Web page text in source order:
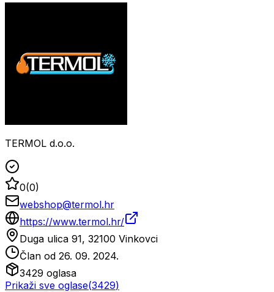
TERMOL d.o.o.
0(0)
webshop@termol.hr
https://www.termol.hr/
Duga ulica 91, 32100 Vinkovci
Član od 26. 09. 2024.
3429 oglasa
Prikaži sve oglase(3429)